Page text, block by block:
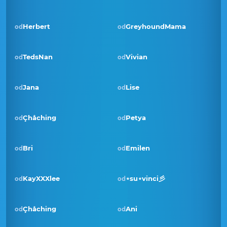
od Herbert odGreyhoundMama
odTedsNan odVivian
odJana Pobjednik · lip 2023
od Lise
odÇhåching od Petya
od Bri od Emilen
od KayXXXlee Pobjednik · ruj 2022
od ⋆su⋆vinci彡
odÇhåching odAni